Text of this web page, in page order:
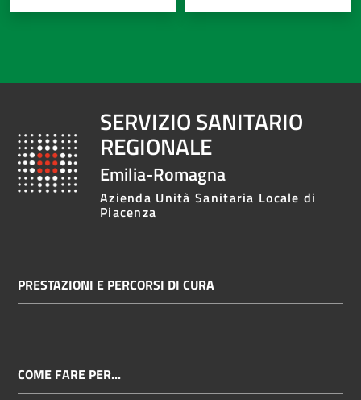
SERVIZIO SANITARIO
REGIONALE
Emilia-Romagna
Azienda Unità Sanitaria Locale di
Piacenza
PRESTAZIONI E PERCORSI DI CURA
COME FARE PER...